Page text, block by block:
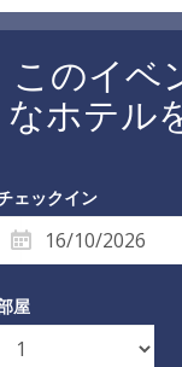
このイベ
なホテル
ェックイン
屋